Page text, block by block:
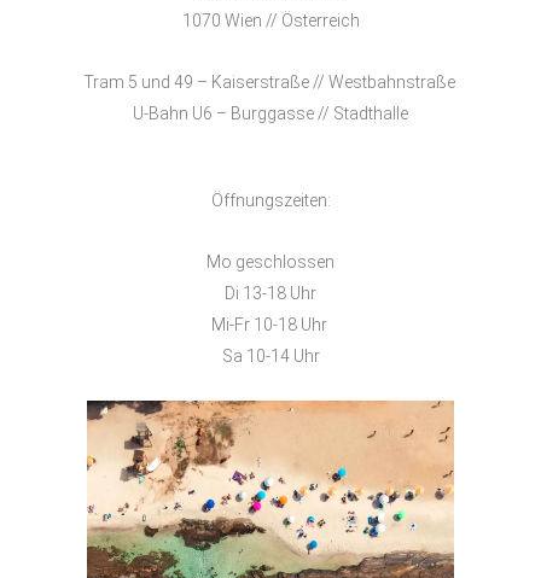
1070 Wien // Österreich
Tram 5 und 49 – Kaiserstraße // Westbahnstraße
U-Bahn U6 – Burggasse // Stadthalle
Öffnungszeiten:
Mo geschlossen
Di 13-18 Uhr
Mi-Fr 10-18 Uhr
Sa 10-14 Uhr